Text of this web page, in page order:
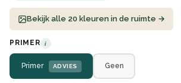
Bekijk alle 20 kleuren in de ruimte →
PRIMER i
Primer ADVIES Geen